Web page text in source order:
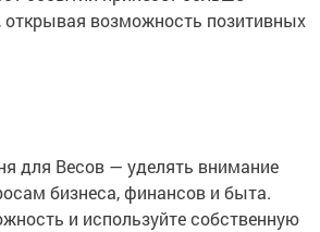
открывая возможность позитивных
для Весов — уделять внимание
бизнеса, финансов и быта.
и используйте собственную